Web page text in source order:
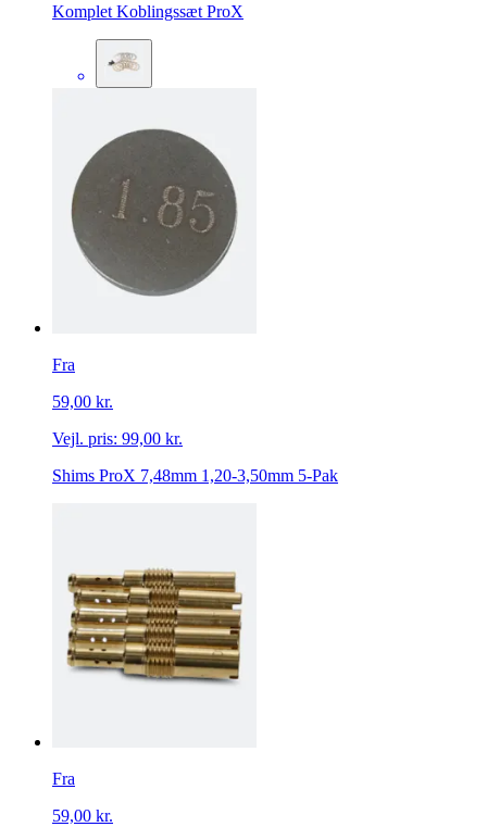
Komplet Koblingssæt ProX
Fra
59,00 kr.
Vejl. pris: 99,00 kr.
Shims ProX 7,48mm 1,20-3,50mm 5-Pak
Fra
59,00 kr.